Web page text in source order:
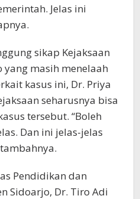
Jelas ini
sikap Kejaksaan
yang masih menelaah
kasus ini, Dr. Priya
seharusnya bisa
tersebut. “Boleh
Dan ini jelas-jelas
Pendidikan dan
Sidoarjo, Dr. Tiro Adi